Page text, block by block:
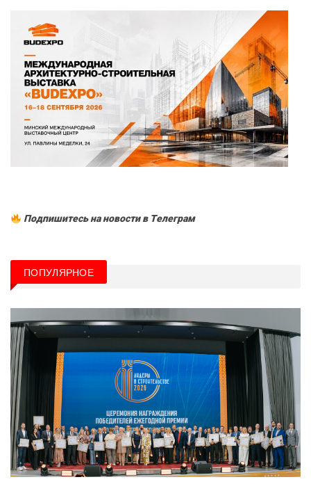
Подпишитесь на новости в Tелеграм
ПОПУЛЯРНОЕ